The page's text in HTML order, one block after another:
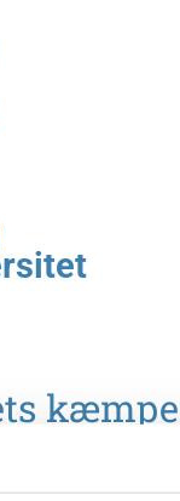
Madsen,